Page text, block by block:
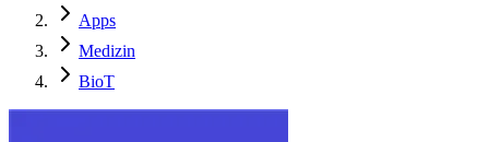
Apps
Medizin
BioT